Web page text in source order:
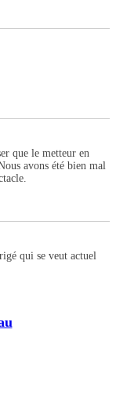
que le metteur en
avons été bien mal
qui se veut actuel